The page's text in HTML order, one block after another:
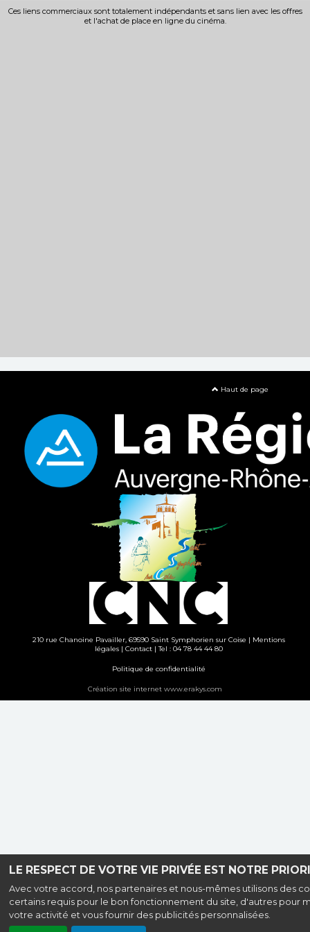
LE RESPECT DE VOTRE VIE PRIVÉE EST NOTRE
Avec votre accord, nos partenaires et nous-mêmes utilisons des
certains requis pour le bon fonctionnement du site, d'autres pour
votre activité et vous fournir des publicités personnalisées.
Ces liens commerciaux sont totalement indépendants et sans lien avec les offres
et l'achat de place en ligne du cinéma.
Haut de page
210 rue Chanoine Pavailler, 69590 Saint Symphorien sur Coise | Mentions
légales| Contact| Tel : 04 78 44 44 80
Politique de confidentialité
Création site internet www.erakys.com